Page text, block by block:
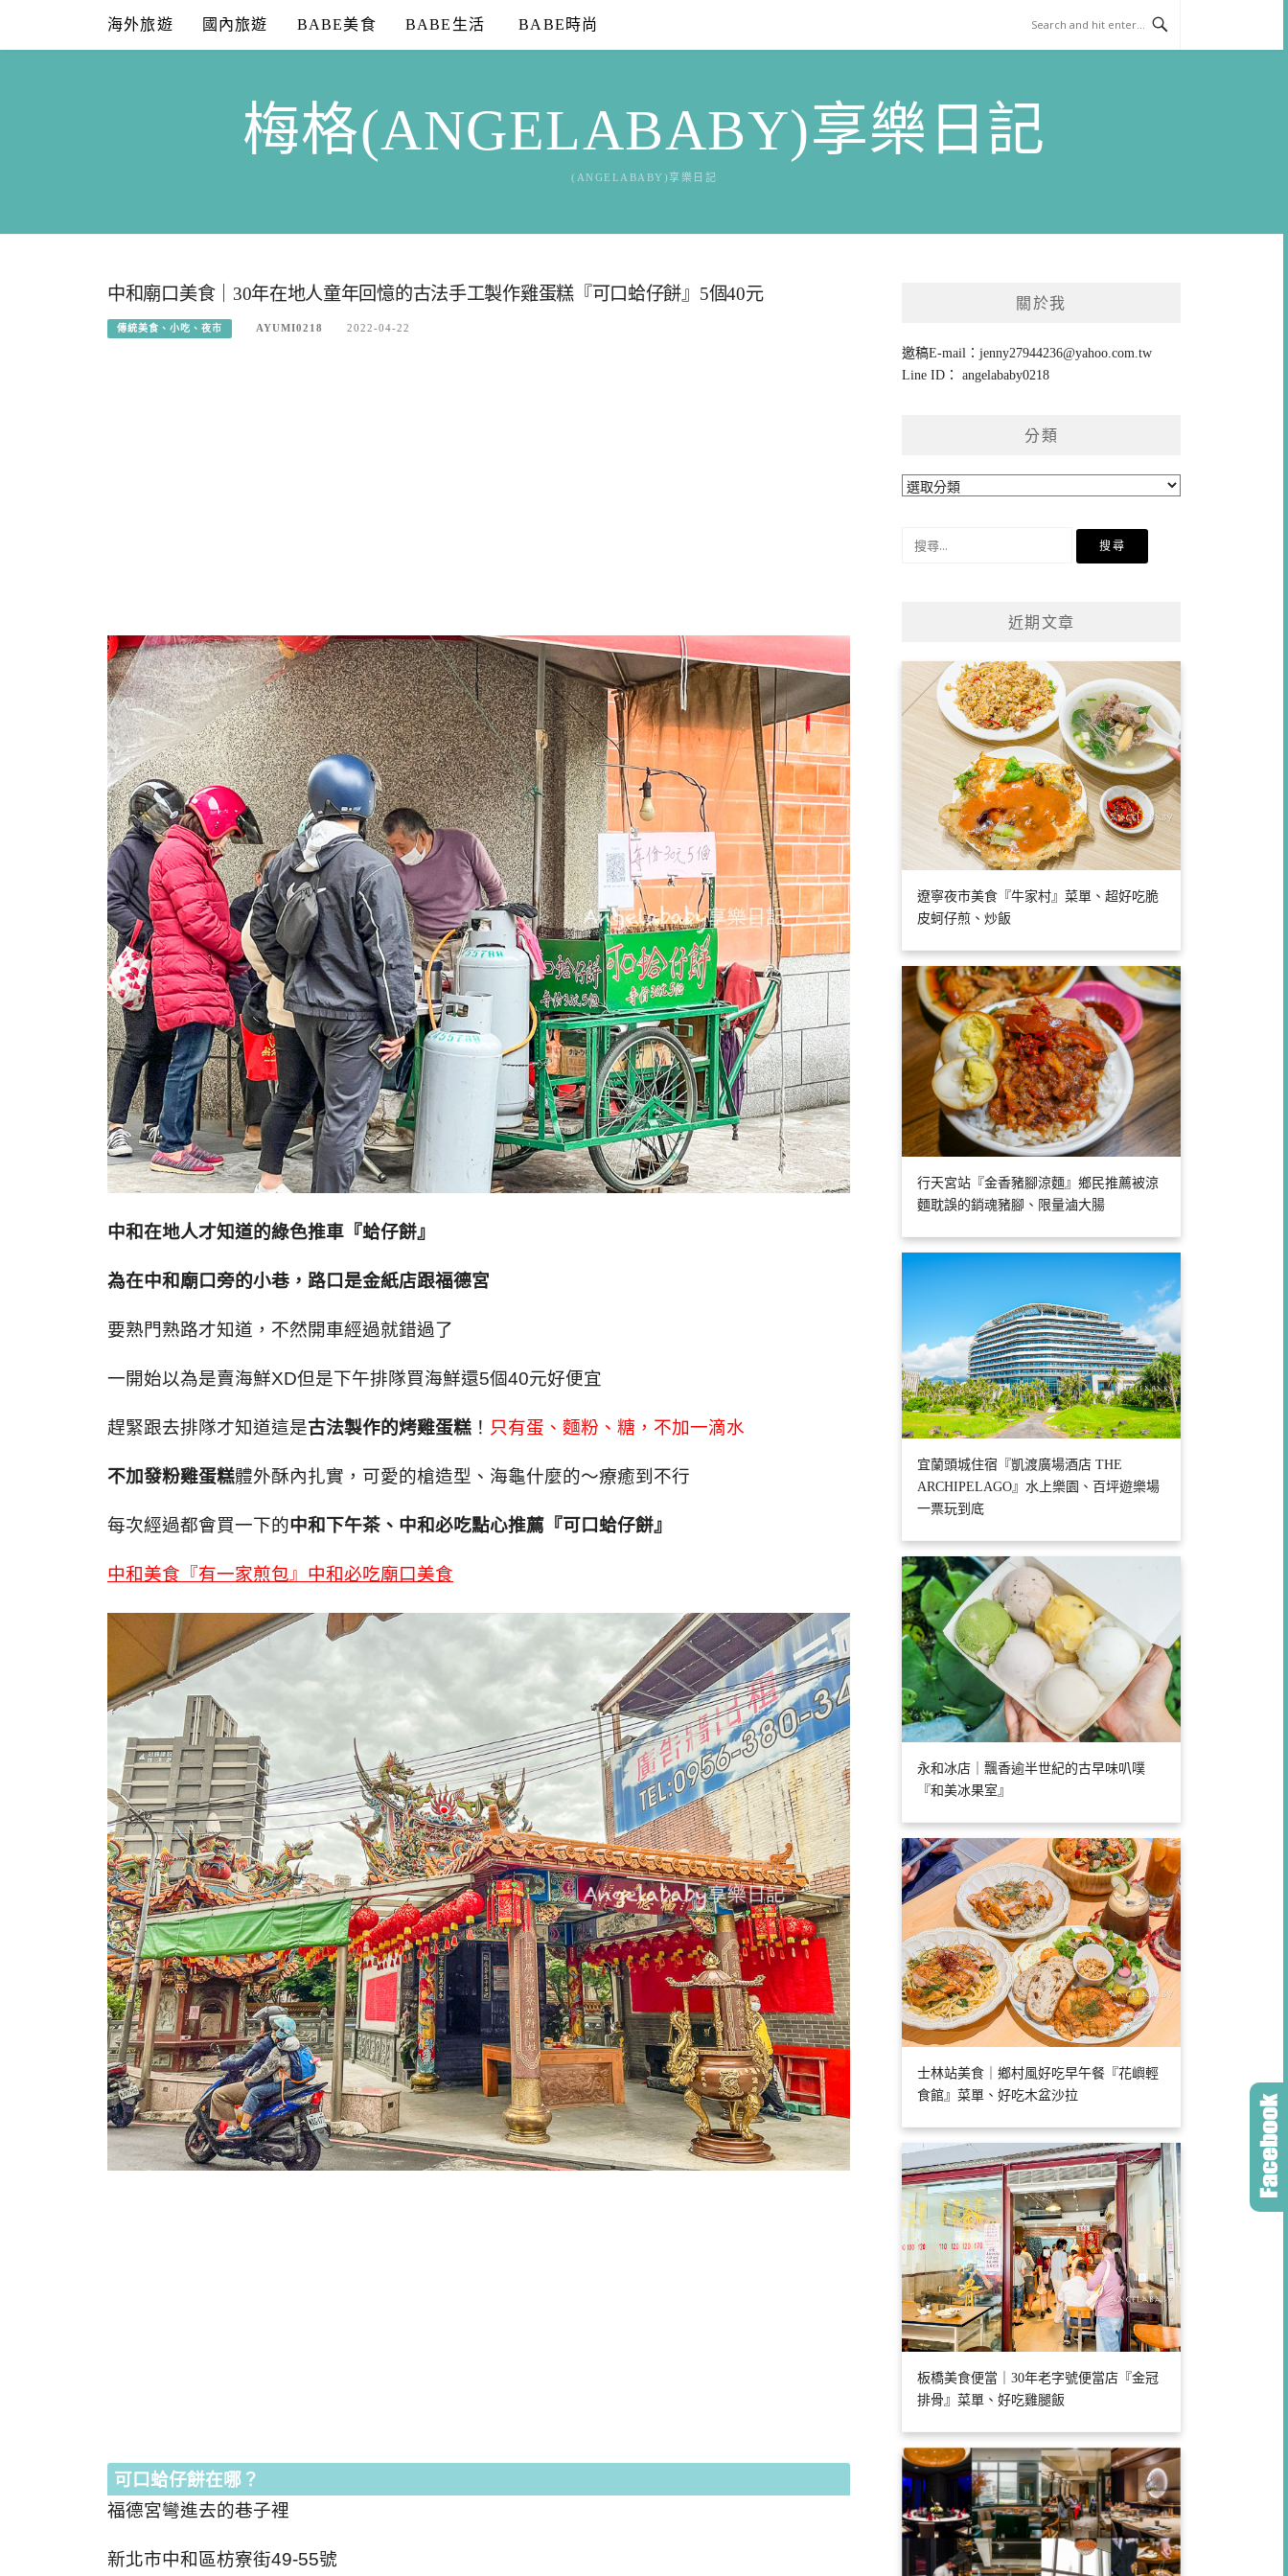
content
海外旅遊 國內旅遊 BABE美食 BABE生活 BABE時尚
梅格(ANGELABABY)享樂日記
(ANGELABABY)享樂日記
中和廟口美食｜30年在地人童年回憶的古法手工製作雞蛋糕『可口蛤仔餅』5個40元
傳統美食、小吃、夜市 AYUMI0218 2022-04-22
中和在地人才知道的綠色推車『蛤仔餅』
為在中和廟口旁的小巷，路口是金紙店跟福德宮
要熟門熟路才知道，不然開車經過就錯過了
一開始以為是賣海鮮XD但是下午排隊買海鮮還5個40元好便宜
趕緊跟去排隊才知道這是古法製作的烤雞蛋糕 ！ 只有蛋、麵粉、糖，不加一滴水
不加發粉雞蛋糕體外酥內扎實，可愛的槍造型、海龜什麼的～療癒到不行
每次經過都會買一下的中和下午茶、中和必吃點心推薦『可口蛤仔餅』
中和美食『有一家煎包』中和必吃廟口美食
可口蛤仔餅在哪？
福德宮彎進去的巷子裡
新北市中和區枋寮街49-55號
關於我
邀稿E-mail：jenny27944236@yahoo.com.tw
Line ID： angelababy0218
分類
分
近期文章
遼寧夜市美食『牛家村』菜單、超好吃脆
皮蚵仔煎、炒飯
行天宮站『金香豬腳涼麵』鄉民推薦被涼
麵耽誤的銷魂豬腳、限量滷大腸
宜蘭頭城住宿『凱渡廣場酒店 THE
ARCHIPELAGO』水上樂園、百坪遊樂場
一票玩到底
永和冰店｜飄香逾半世紀的古早味叭噗
『和美冰果室』
士林站美食｜鄉村風好吃早午餐『花嶼輕
食館』菜單、好吃木盆沙拉
板橋美食便當｜30年老字號便當店『金冠
排骨』菜單、好吃雞腿飯